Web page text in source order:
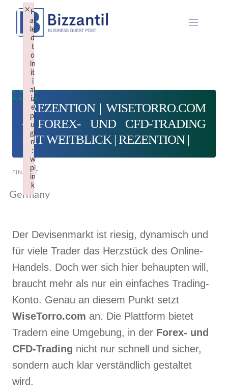
content
| REZENTION | WISETORRO.COM
– FOREX- UND CFD-TRADING
MIT WEITBLICK | REZENTION |
FINANCE
Germany
Der Devisenmarkt ist riesig, dynamisch und
für viele Trader das Herzstück des Online-
Handels. Doch wer sich hier behaupten will,
braucht mehr als nur ein einfaches Trading-
Konto. Genau an diesem Punkt setzt
WiseTorro.com an. Die Plattform bietet
Tradern eine Umgebung, in der Forex- und
CFD-Trading nicht nur schnell und sicher,
sondern auch klar verständlich gestaltet
wird.
F
ai
le
d
t
o
in
it
i
al
iz
e
pl
u
gi
n
:
w
pl
in
k
×
Failed to initialize plugin: wplink